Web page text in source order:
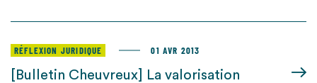
RÉFLEXION JURIDIQUE 01 AVR 2013
[Bulletin Cheuvreux] La valorisation